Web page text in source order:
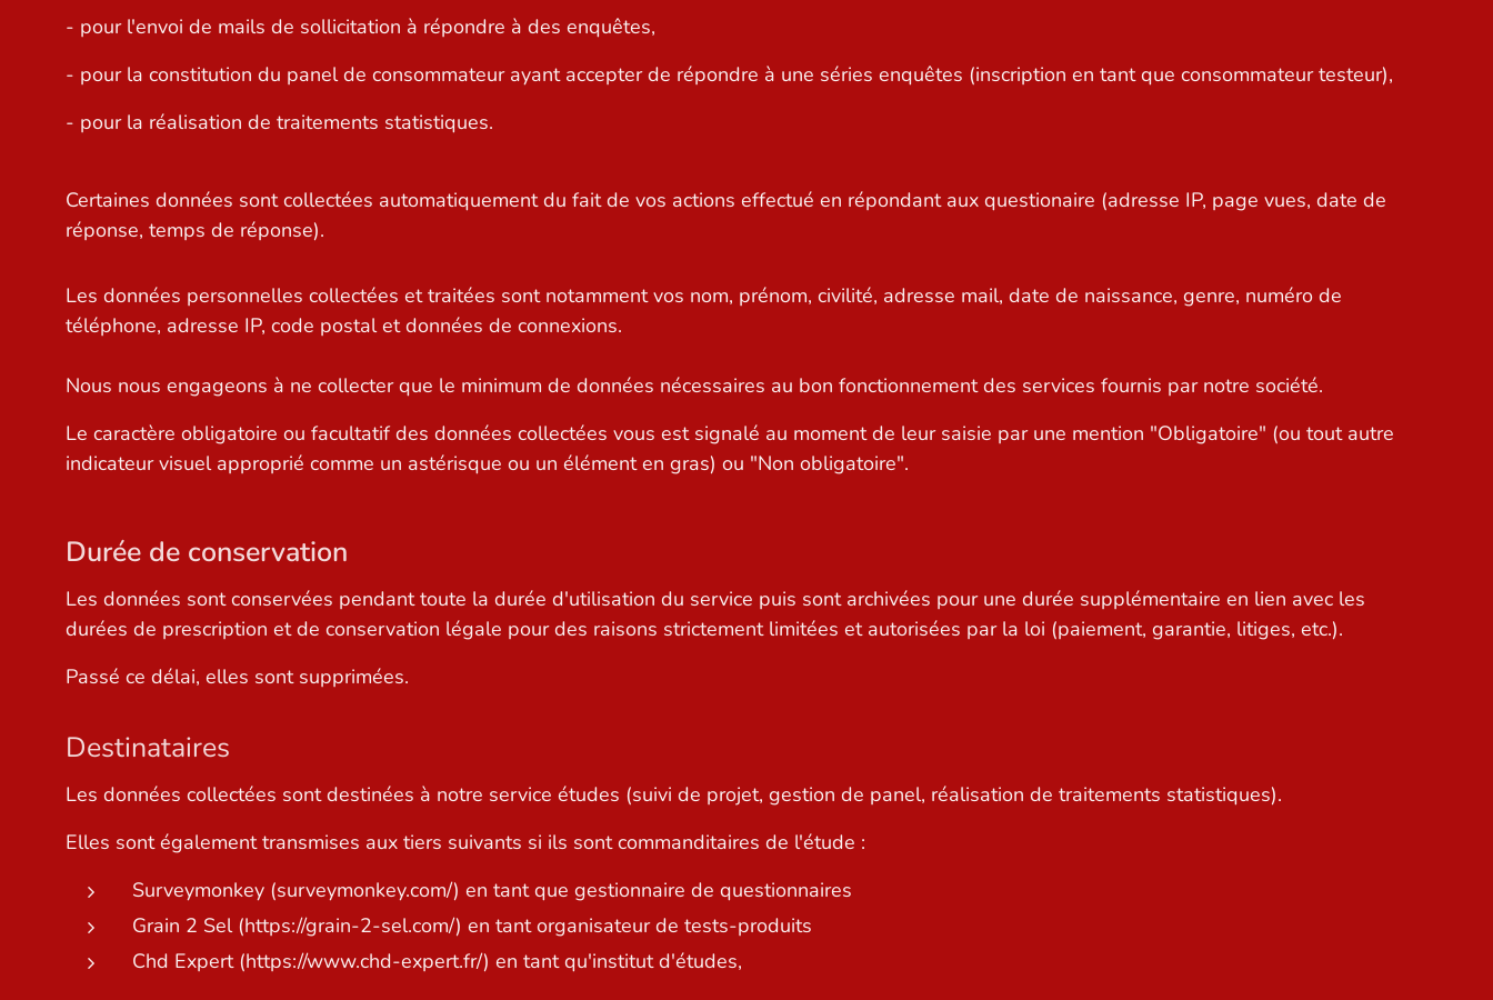
- pour l'envoi de mails de sollicitation à répondre à des enquêtes,
- pour la constitution du panel de consommateur ayant accepter de répondre à une séries enquêtes (inscription en tant que consommateur testeur),
- pour la réalisation de traitements statistiques.
Certaines données sont collectées automatiquement du fait de vos actions effectué en répondant aux questionaire (adresse IP, page vues, date de
réponse, temps de réponse).
Les données personnelles collectées et traitées sont notamment vos nom, prénom, civilité, adresse mail, date de naissance, genre, numéro de
téléphone, adresse IP, code postal et données de connexions.
Nous nous engageons à ne collecter que le minimum de données nécessaires au bon fonctionnement des services fournis par notre société.
Le caractère obligatoire ou facultatif des données collectées vous est signalé au moment de leur saisie par une mention "Obligatoire" (ou tout autre
indicateur visuel approprié comme un astérisque ou un élément en gras) ou "Non obligatoire".
Durée de conservation
Les données sont conservées pendant toute la durée d'utilisation du service puis sont archivées pour une durée supplémentaire en lien avec les
durées de prescription et de conservation légale pour des raisons strictement limitées et autorisées par la loi (paiement, garantie, litiges, etc.).
Passé ce délai, elles sont supprimées.
Destinataires
Les données collectées sont destinées à notre service études (suivi de projet, gestion de panel, réalisation de traitements statistiques).
Elles sont également transmises aux tiers suivants si ils sont commanditaires de l'étude :
Surveymonkey (surveymonkey.com/) en tant que gestionnaire de questionnaires
Grain 2 Sel (https://grain-2-sel.com/) en tant organisateur de tests-produits
Chd Expert (https://www.chd-expert.fr/) en tant qu'institut d'études,